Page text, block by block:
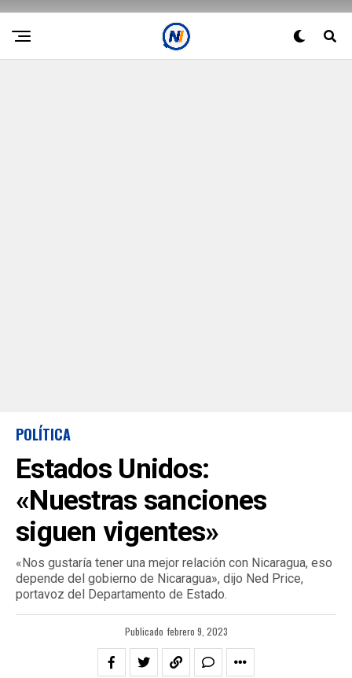
POLÍTICA
Estados Unidos:
«Nuestras sanciones
siguen vigentes»
«Nos gustaría tener una mejor relación con Nicaragua, eso
depende del gobierno de Nicaragua», dijo Ned Price,
portavoz del Departamento de Estado.
Publicado febrero 9, 2023